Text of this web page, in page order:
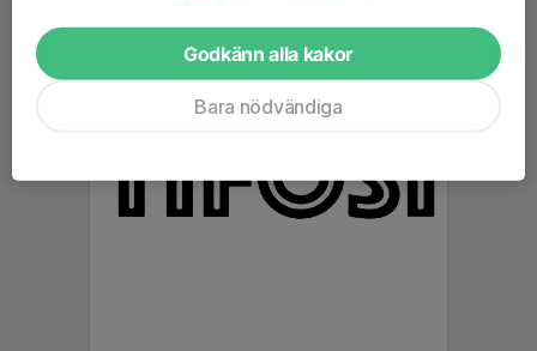
Godkänn alla kakor
Bara nödvändiga